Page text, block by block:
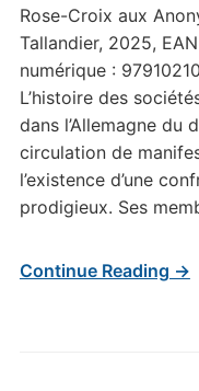
Rose-Croix aux
Tallandier, 2025,
numérique :
L’histoire des
dans l’Allemagne du
circulation de
l’existence d’une
prodigieux. Ses
Continue Reading →